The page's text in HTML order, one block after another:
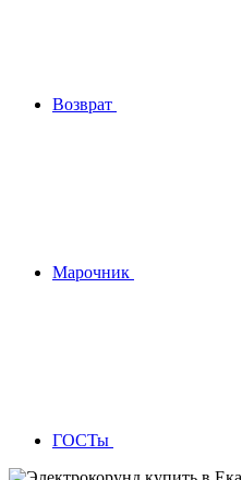
Возврат
Марочник
ГОСТы